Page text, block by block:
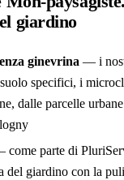
giardino
ginevrina — i
specifici, i
dalle parcelle
come parte di
del giardino con la